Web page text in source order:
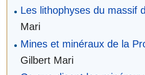
Les lithophyses du massif
Mari
Mines et minéraux de la
Gilbert Mari